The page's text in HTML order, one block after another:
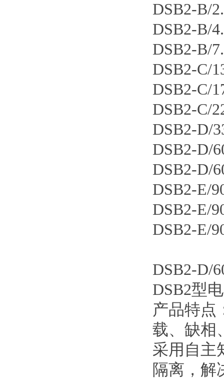
DSB2-B/
DSB2-B/
DSB2-B/
DSB2-C/
DSB2-C/
DSB2-C/
DSB2-D/
DSB2-D/
DSB2-D/
DSB2-E/
DSB2-E/
DSB2-E/
DSB2-D/
DSB2型
产品特点
载、缺相
采用自主
隔离，解